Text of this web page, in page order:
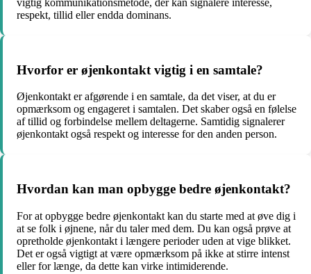
vigtig kommunikationsmetode, der kan signalere interesse,
respekt, tillid eller endda dominans.
Hvorfor er øjenkontakt vigtig i en samtale?
Øjenkontakt er afgørende i en samtale, da det viser, at du er
opmærksom og engageret i samtalen. Det skaber også en følelse
af tillid og forbindelse mellem deltagerne. Samtidig signalerer
øjenkontakt også respekt og interesse for den anden person.
Hvordan kan man opbygge bedre øjenkontakt?
For at opbygge bedre øjenkontakt kan du starte med at øve dig i
at se folk i øjnene, når du taler med dem. Du kan også prøve at
opretholde øjenkontakt i længere perioder uden at vige blikket.
Det er også vigtigt at være opmærksom på ikke at stirre intenst
eller for længe, da dette kan virke intimiderende.